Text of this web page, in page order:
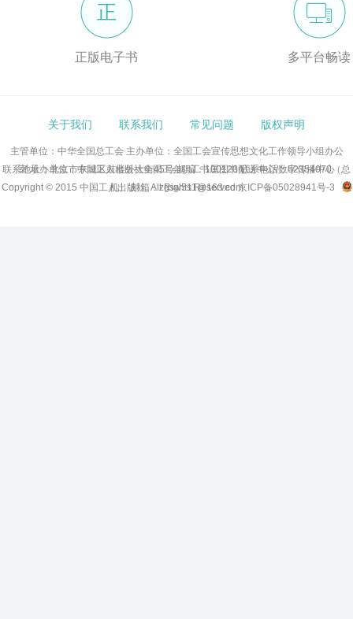
正
正版电子书 多平台畅读
关于我们 联系我们 常见问题 版权声明
主管单位：中华全国总工会 主办单位：全国工会宣传思想文化工作领导小组办公
室承办单位：中国工人出版社全国工会职工书屋图书配送中心/数字传播中心
联系地址：北京市东城区鼓楼外大街45号 邮编：100120 联系电话：62354070（总
机） 邮箱：zgsw511@163.com
Copyright © 2015 中国工人出版社, All Rights Reserved京ICP备05028941号-3